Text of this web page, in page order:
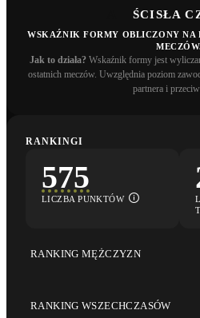
ŚCISŁA
WSKAŹNIK FORMY OBLICZONY NA
Jak to działa? Wskaźnik formy jest
ostatnich meczów. Uwzględnia poziom
partnera i
RANKINGI
575
LICZBA PUNKTÓW
RANKING MĘŻCZYZN
RANKING WSZECHCZASÓW